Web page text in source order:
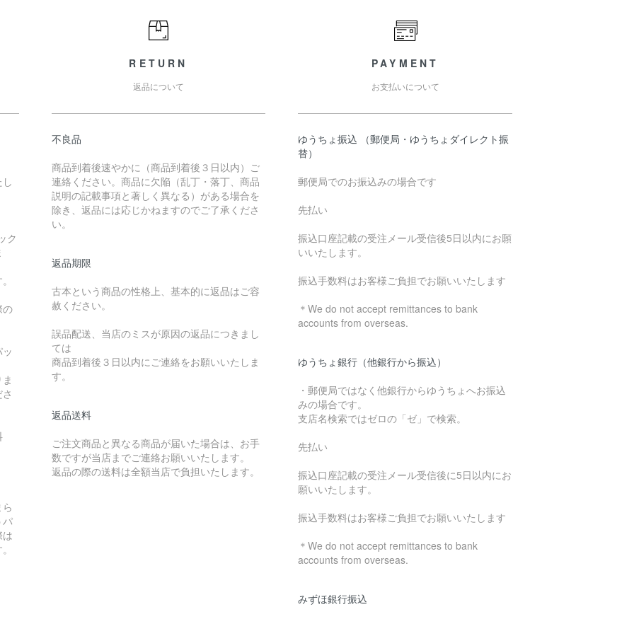
ク
の
パ
RETURN
返品について
不良品
商品到着後速やかに（商品到着後３日以内）ご
連絡ください。商品に欠陥（乱丁・落丁、商品
説明の記載事項と著しく異なる）がある場合を
除き、返品には応じかねますのでご了承くださ
い。
返品期限
古本という商品の性格上、基本的に返品はご容
赦ください。
誤品配送、当店のミスが原因の返品につきまし
ては
商品到着後３日以内にご連絡をお願いいたしま
す。
返品送料
ご注文商品と異なる商品が届いた場合は、お手
数ですが当店までご連絡お願いいたします。
返品の際の送料は全額当店で負担いたします。
PAYMENT
お支払いについて
ゆうちょ振込 （郵便局・ゆうちょダイレクト振
替）
郵便局でのお振込みの場合です
先払い
振込口座記載の受注メール受信後5日以内にお願
いいたします。
振込手数料はお客様ご負担でお願いいたします
＊We do not accept remittances to bank
accounts from overseas.
ゆうちょ銀行（他銀行から振込）
・郵便局ではなく他銀行からゆうちょへお振込
みの場合です。
支店名検索ではゼロの「ゼ」で検索。
先払い
振込口座記載の受注メール受信後に5日以内にお
願いいたします。
振込手数料はお客様ご負担でお願いいたします
＊We do not accept remittances to bank
accounts from overseas.
みずほ銀行振込